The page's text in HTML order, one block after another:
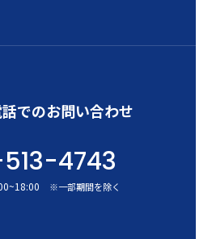
でのお問い合わせ
4743
~18:00 ※一部期間を除く